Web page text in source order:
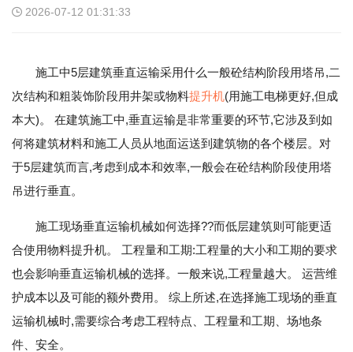
2026-07-12 01:31:33
施工中5层建筑垂直运输采用什么一般砼结构阶段用塔吊,二
次结构和粗装饰阶段用井架或物料提升机(用施工电梯更好,但成
本大)。 在建筑施工中,垂直运输是非常重要的环节,它涉及到如
何将建筑材料和施工人员从地面运送到建筑物的各个楼层。对
于5层建筑而言,考虑到成本和效率,一般会在砼结构阶段使用塔
吊进行垂直。
施工现场垂直运输机械如何选择??而低层建筑则可能更适
合使用物料提升机。 工程量和工期:工程量的大小和工期的要求
也会影响垂直运输机械的选择。一般来说,工程量越大。 运营维
护成本以及可能的额外费用。 综上所述,在选择施工现场的垂直
运输机械时,需要综合考虑工程特点、工程量和工期、场地条
件、安全。